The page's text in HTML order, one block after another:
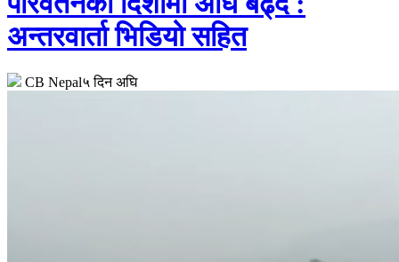
अन्तरवार्ता भिडियो सहित
CB Nepal५ दिन अघि